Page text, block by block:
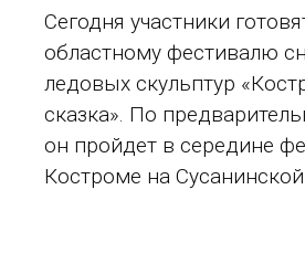
Сегодня участники
областному фестивалю
ледовых скульптур
сказка». По
он пройдет в середине
Костроме на